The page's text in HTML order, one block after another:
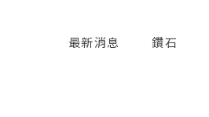
最新消息 鑽石